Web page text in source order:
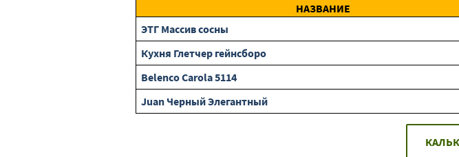
НАЗВАНИЕ
ЭТГ Массив сосны
Кухня Глетчер гейнсборо
Belenco Carola 5114
Juan Черный Элегантный